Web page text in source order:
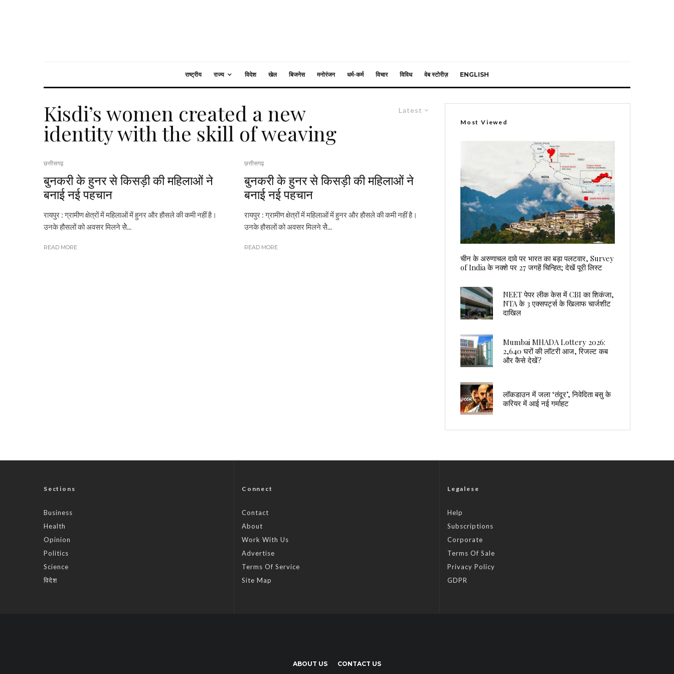
राष्ट्रीय राज्य विदेश खेल बिजनेस मनोरंजन धर्म-कर्म विचार विविध वेब स्टोरीज़ ENGLISH
Latest
Kisdi’s women created a new
identity with the skill of weaving
छत्तीसगढ़
बुनकरी के हुनर से किसड़ी की महिलाओं ने
बनाई नई पहचान
रायपुर : ग्रामीण क्षेत्रों में महिलाओं में हुनर और हौसले की कमी नहीं है।
उनके हौसलों को अवसर मिलने सेेेे...
READ MORE
छत्तीसगढ़
बुनकरी के हुनर से किसड़ी की महिलाओं ने
बनाई नई पहचान
रायपुर : ग्रामीण क्षेत्रों में महिलाओं में हुनर और हौसले की कमी नहीं है।
उनके हौसलों को अवसर मिलने सेेेे...
READ MORE
Most Viewed
चीन के अरुणाचल दावे पर भारत का बड़ा पलटवार, Survey
of India के नक्शे पर 27 जगहें चिन्हित; देखें पूरी लिस्ट
NEET पेपर लीक केस में CBI का शिकंजा,
NTA के 3 एक्सपर्ट्स के खिलाफ चार्जशीट
दाखिल
Mumbai MHADA Lottery 2026:
2,640 घरों की लॉटरी आज, रिजल्ट कब
और कैसे देखें?
लॉकडाउन में जला ‘तंदूर’, निवेदिता बसु के
करियर में आई नई गर्माहट
Sections
Business
Health
Opinion
Politics
Science
विदेश
Connect
Contact
About
Work With Us
Advertise
Terms Of Service
Site Map
Legalese
Help
Subscriptions
Corporate
Terms Of Sale
Privacy Policy
GDPR
ABOUT US CONTACT US